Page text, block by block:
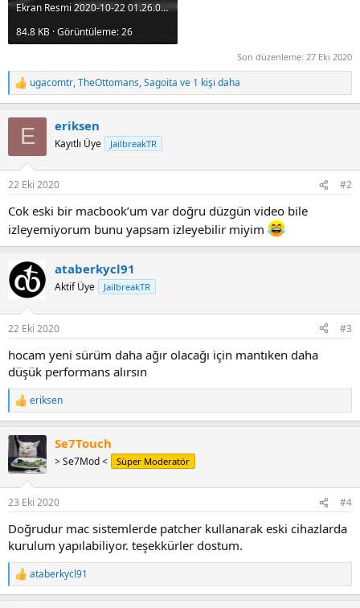
Ekran Resmi 2020-10-22 01.26.08.png
84.8 KB · Görüntüleme: 26
Son düzenleme: 27 Eki 2020
R
e
s
ugacomtr,TheOttomans,Sagoita ve 1 kişi daha
E eriksen
Kayıtlı Üye JailbreakTR
22 Eki 2020 #2
Cok eski bir macbook’um var doğru düzgün video bile
izleyemiyorum bunu yapsam izleyebilir miyim
ataberkycl91
Aktif Üye JailbreakTR
22 Eki 2020 #3
hocam yeni sürüm daha ağır olacağı için mantıken daha
düşük performans alırsın
R
e
c
t
i
s
eriksen
Se7Touch
> Se7Mod < Süper Moderatör
23 Eki 2020 #4
Doğrudur mac sistemlerde patcher kullanarak eski cihazlarda
kurulum yapılabiliyor. teşekkürler dostum.
R
e
ataberkycl91